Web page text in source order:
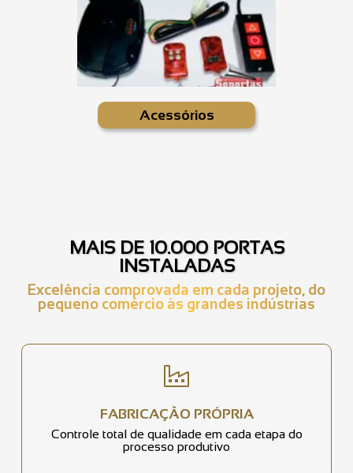
Acessórios
MAIS DE 10.000 PORTAS
INSTALADAS
Excelência comprovada em cada projeto, do
pequeno comércio às grandes indústrias
FABRICAÇÃO PRÓPRIA
Controle total de qualidade em cada etapa do
processo produtivo